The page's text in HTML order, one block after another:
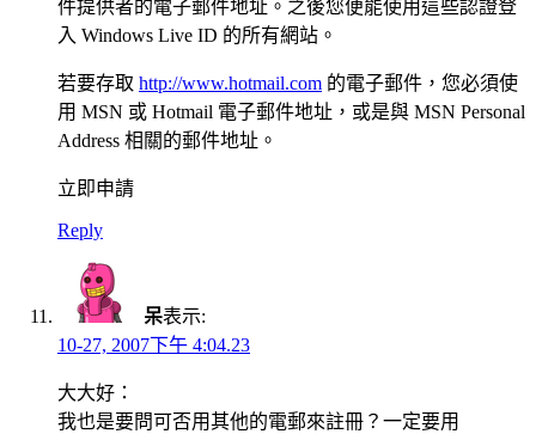
件提供者的電子郵件地址。之後您便能使用這些認證登
入 Windows Live ID 的所有網站。
若要存取 http://www.hotmail.com 的電子郵件，您必須使
用 MSN 或 Hotmail 電子郵件地址，或是與 MSN Personal
Address 相關的郵件地址。
立即申請
Reply
呆表示:
10-27, 2007下午 4:04.23
大大好：
我也是要問可否用其他的電郵來註冊？一定要用